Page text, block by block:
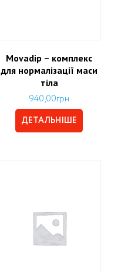
Movadip – комплекс
для нормалізації маси
тіла
940,00грн
ДЕТАЛЬНІШЕ